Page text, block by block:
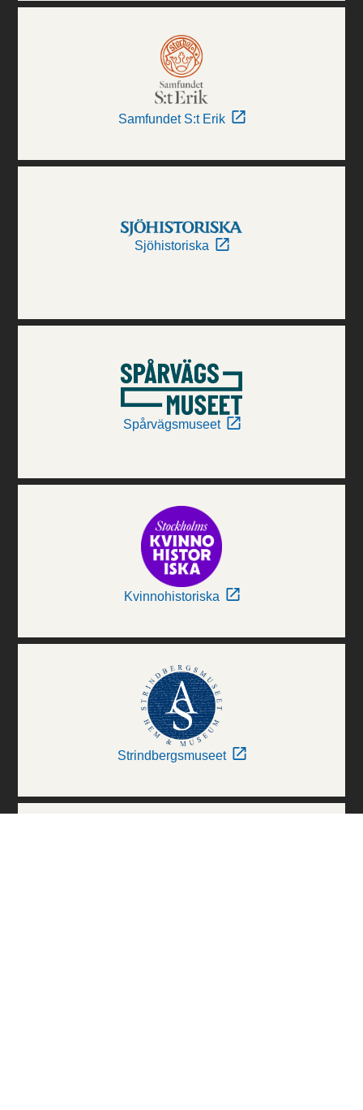
Samfundet S:t Erik
Sjöhistoriska
Spårvägsmuseet
Kvinnohistoriska
Strindbergsmuseet